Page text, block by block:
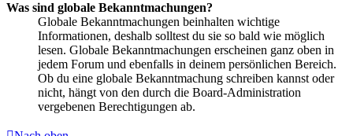
Was sind globale Bekanntmachungen?
Globale Bekanntmachungen beinhalten wichtige
Informationen, deshalb solltest du sie so bald wie möglich
lesen. Globale Bekanntmachungen erscheinen ganz oben in
jedem Forum und ebenfalls in deinem persönlichen Bereich.
Ob du eine globale Bekanntmachung schreiben kannst oder
nicht, hängt von den durch die Board-Administration
vergebenen Berechtigungen ab.